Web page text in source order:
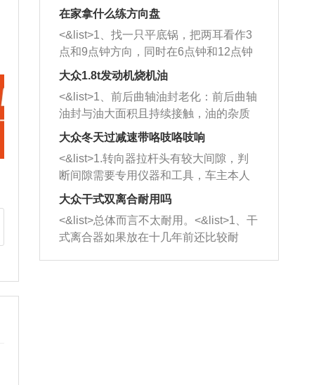
者是细棍，直接将杂物给取出来，如果
堵塞情况比较严重，也可以采取应急措
施。 <&list>2、直接利用木棍将所有的
杂物推到排气管里面的位置处，然后将
三元催化器拆解开，就可以将堵塞的东
西取出来。但如果是因为积碳过多引起
的堵塞，就需要将三元催化器泡在草酸
洗剂对堵塞的情况得到解决，将清洗剂
放在燃油箱中，与燃油混合后，车辆启
动时，就可以和汽油一起进入到燃烧
室，最后形成废气排出，就可以让三元
催化器得到清洗，排气管堵塞的情况就
能够得到解决。
在家拿什么练方向盘
<&list>1、找一只平底锅，把两耳看作3
点和9点钟方向，同时在6点钟和12点钟
方向做一个标记。 <&list>2、双手握住
一圈半的练习，往右同样也要打相同的
圈数。 <&list>3、最后强调要反复练
习，这样就可以形成肌肉记忆，在真实
驾驶车辆时，不需要记忆也能打好方
向。
大众1.8t发动机烧机油
<&list>1、前后曲轴油封老化：前后曲轴
油封与油大面积且持续接触，油的杂质
和发动机内持续温度变化使其密封效果
逐渐减弱，导致渗油或漏油。<&list>2、
活塞间隙过大：积碳会使活塞环与缸体
的间隙扩大，导致机油流入燃烧室中，
造成烧机油。<&list>3、机油粘度。使用
机油粘度过小的话，同样会有烧机油现
象，机油粘度过小具有很好的流动性，
大众冬天过减速带咯吱咯吱响
<&list>1.转向器拉杆头有较大间隙，判
断间隙需要专用仪器和工具，车主本人
无法制作，需要将车辆送到修理厂或4s
店；<&list>2.车辆半轴套管防尘罩破
裂，破裂后会出现漏油现象，使半轴磨
损严重，磨损的半轴容易损坏，产生异
响；<&list>3.稳定器的转向胶套和球头
大众干式双离合耐用吗
<&list>总体而言不太耐用。<&list>1、干
式离合器如果放在十几年前还比较耐